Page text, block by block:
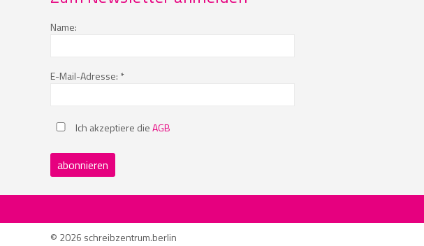
Name:
E-Mail-Adresse: *
Ich akzeptiere dieAGB
© 2026 schreibzentrum.berlin